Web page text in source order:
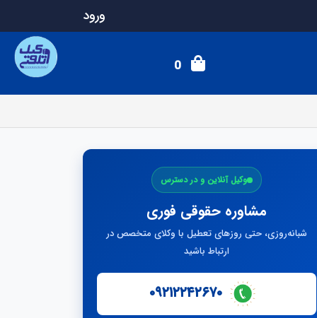
ورود
0
وکیل آنلاین و در دسترس
مشاوره حقوقی فوری
شبانه‌روزی، حتی روزهای تعطیل با وکلای متخصص در
ارتباط باشید
۰۹۲۱۲۲۴۲۶۷۰